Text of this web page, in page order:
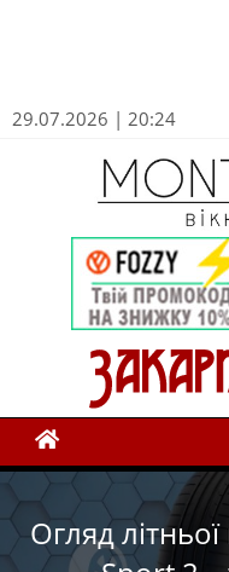
29.07.2026 | 20:24
Огляд